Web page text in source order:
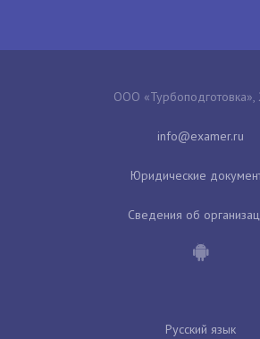
ООО «Турбоподготовка»,
Юридические
Сведения об
Русский язык